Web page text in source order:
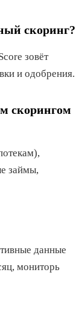
скоринг?
зовёт
и одобрения.
скорингом
займы,
данные
мониторь